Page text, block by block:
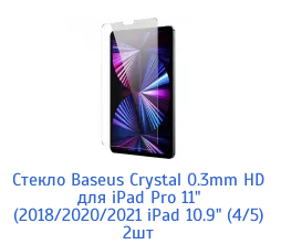
Стекло Baseus Crystal 0.3mm HD
для iPad Pro 11"
(2018/2020/2021 iPad 10.9" (4/5)
2шт